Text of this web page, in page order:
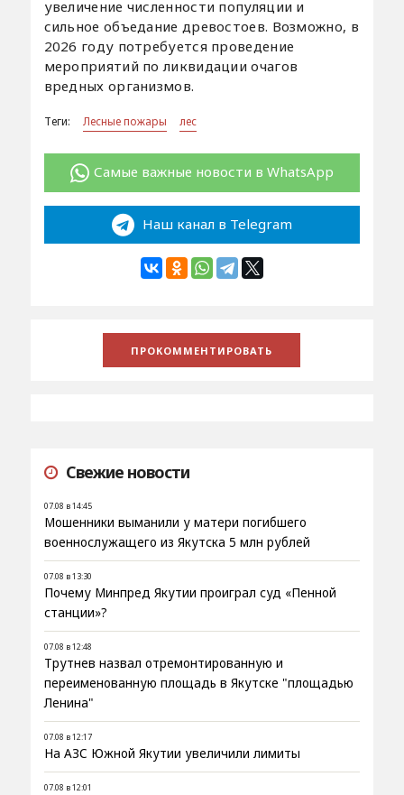
увеличение численности популяции и
сильное объедание древостоев. Возможно, в
2026 году потребуется проведение
мероприятий по ликвидации очагов
вредных организмов.
Теги: Лесные пожары лес
Самые важные новости в WhatsApp
Наш канал в Telegram
Свежие новости
07.08 в 14:45
Мошенники выманили у матери погибшего
военнослужащего из Якутска 5 млн рублей
07.08 в 13:30
Почему Минпред Якутии проиграл суд «Пенной
станции»?
07.08 в 12:48
Трутнев назвал отремонтированную и
переименованную площадь в Якутске "площадью
Ленина"
07.08 в 12:17
На АЗС Южной Якутии увеличили лимиты
07.08 в 12:01